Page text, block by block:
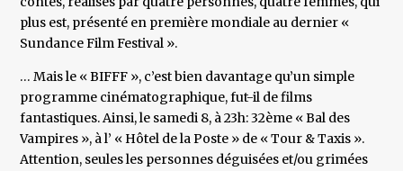
plus est, présenté en première mondiale au dernier «
Sundance Film Festival ».
… Mais le « BIFFF », c’est bien davantage qu’un simple
programme cinématographique, fut-il de films
fantastiques. Ainsi, le samedi 8, à 23h: 32ème « Bal des
Vampires », à l’ « Hôtel de la Poste » de « Tour & Taxis ».
Attention, seules les personnes déguisées et/ou grimées